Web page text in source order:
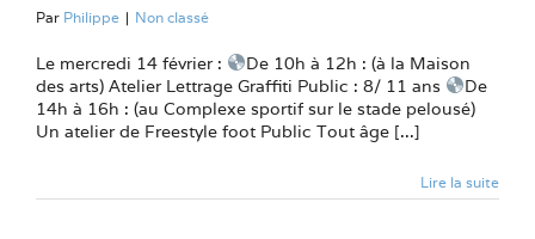
Par Philippe | Non classé
Le mercredi 14 février :
De 10h à 12h : (à la Maison
des arts) Atelier Lettrage Graffiti Public : 8/ 11 ans
De
14h à 16h : (au Complexe sportif sur le stade pelousé)
Un atelier de Freestyle foot Public Tout âge [...]
Lire la suite